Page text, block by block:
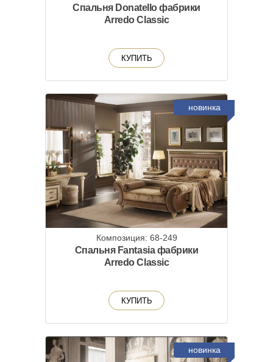
Спальня Donatello фабрики
Arredo Classic
КУПИТЬ
новинка
Композиция: 68-249
Спальня Fantasia фабрики
Arredo Classic
КУПИТЬ
новинка